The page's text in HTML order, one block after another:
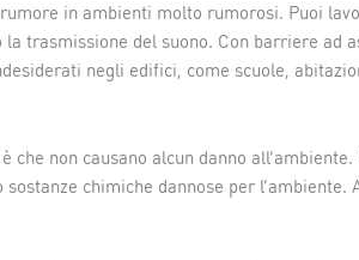
in ambienti molto rumorosi. Puoi
trasmissione del suono. Con barriere ad
negli edifici, come scuole,
è che non causano alcun danno
chimiche dannose per